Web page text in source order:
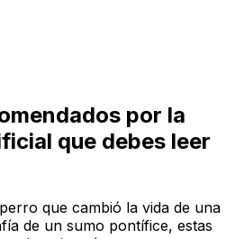
por la
que debes leer
que cambió la vida de una
de un sumo pontífice, estas